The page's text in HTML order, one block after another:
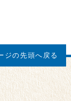
ジの先頭へ戻る